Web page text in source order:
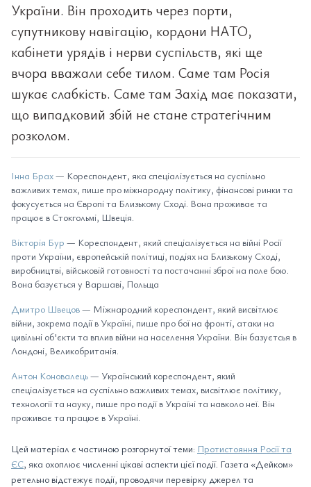
України. Він проходить через порти,
супутникову навігацію, кордони НАТО,
кабінети урядів і нерви суспільств, які ще
вчора вважали себе тилом. Саме там Росія
шукає слабкість. Саме там Захід має показати,
що випадковий збій не стане стратегічним
розколом.
Інна Брах— Кореспондент, яка спеціалізується на суспільно
важливих темах, пише про міжнародну політику, фінансові ринки та
фокусується на Європі та Близькому Сході. Вона проживає та
працює в Стокгольмі, Швеція.
Вікторія Бур — Кореспондент, який спеціалізується на війні Росії
проти України, європейській політиці, подіях на Близькому Сході,
виробництві, військовій готовності та постачанні зброї на поле бою.
Вона базується у Варшаві, Польща
Дмитро Швецов— Міжнародний кореспондент, який висвітлює
війни, зокрема події в Україні, пише про бої на фронті, атаки на
цивільні об'єкти та вплив війни на населення України. Він базуєтсья в
Лондоні, Великобританія.
Антон Коновалець— Український кореспондент, який
спеціалізується на суспільно важливих темах, висвітлює політику,
технології та науку, пише про події в Україні та навколо неї. Він
проживає та працює в Україні.
Цей матеріал є частиною розгорнутої теми: Протистояння Росії та
ЄС, яка охоплює численні цікаві аспекти цієї події. Газета «Дейком»
ретельно відстежує події, проводячи перевірку джерел та